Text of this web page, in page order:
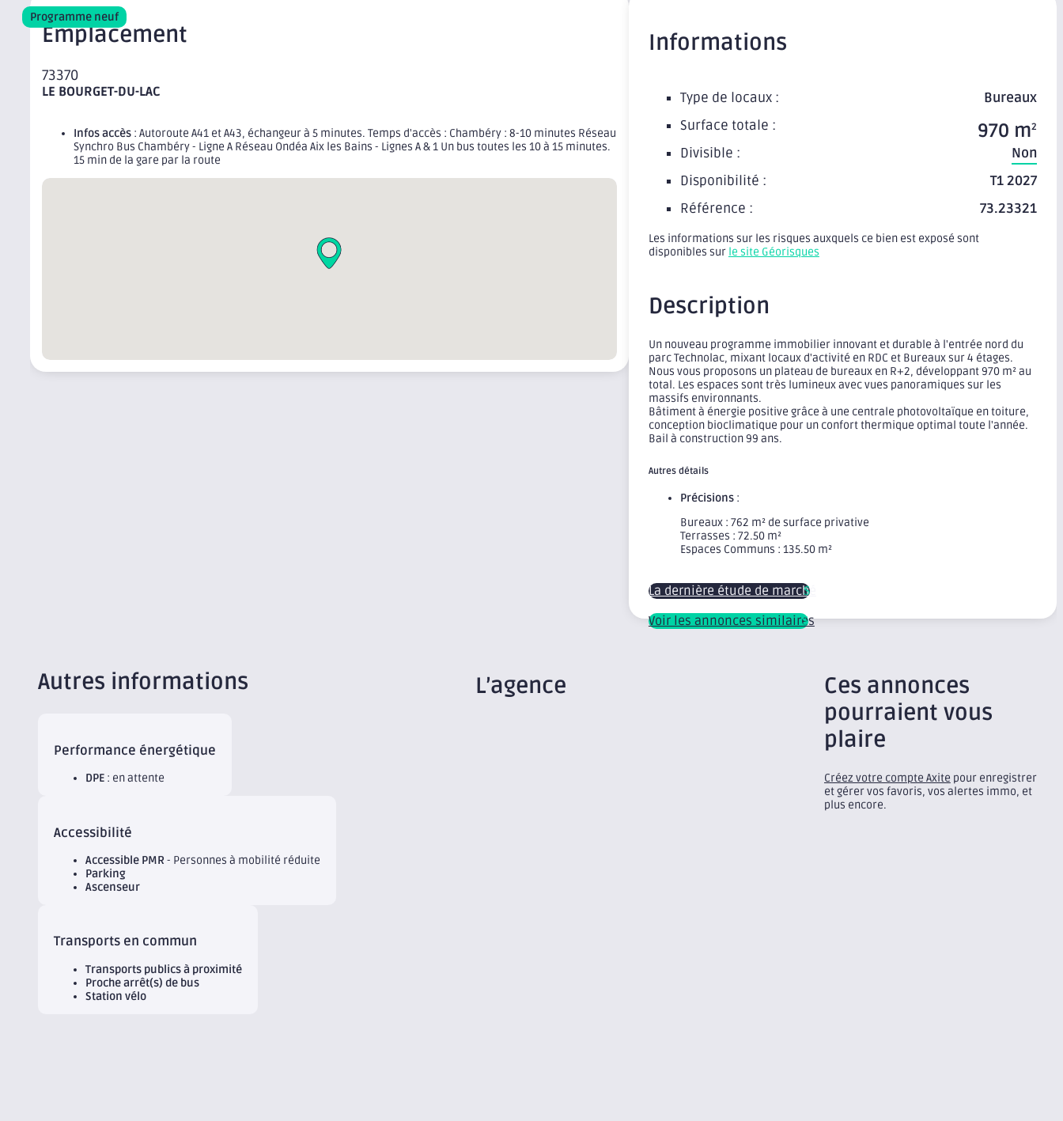
Programme neuf
Emplacement
73370
LE BOURGET-DU-LAC
Infos accès : Autoroute A41 et A43, échangeur à 5 minutes. Temps d'accès : Chambéry : 8-10 minutes Réseau
Synchro Bus Chambéry - Ligne A Réseau Ondéa Aix les Bains - Lignes A & 1 Un bus toutes les 10 à 15 minutes.
15 min de la gare par la route
Informations
Type de locaux :
Bureaux
Surface totale :
970 m2
Divisible :
Non
Disponibilité :
T1 2027
Référence :
73.23321
Les informations sur les risques auxquels ce bien est exposé sont
disponibles sur le site Géorisques
Description
Un nouveau programme immobilier innovant et durable à l'entrée nord du
parc Technolac, mixant locaux d'activité en RDC et Bureaux sur 4 étages.
Nous vous proposons un plateau de bureaux en R+2, développant 970 m² au
total. Les espaces sont très lumineux avec vues panoramiques sur les
massifs environnants.
Bâtiment à énergie positive grâce à une centrale photovoltaïque en toiture,
conception bioclimatique pour un confort thermique optimal toute l'année.
Bail à construction 99 ans.
Autres détails
Précisions:
Bureaux : 762 m² de surface privative
Terrasses : 72.50 m²
Espaces Communs : 135.50 m²
La dernière étude de marché
Voir les annonces similaires
Autres informations
Performance énergétique
DPE : en attente
Accessibilité
Accessible PMR - Personnes à mobilité réduite
Parking
Ascenseur
Transports en commun
Transports publics à proximité
Proche arrêt(s) de bus
Station vélo
L’agence
Ces annonces
pourraient vous
plaire
Créez votre compte Axite pour enregistrer
et gérer vos favoris, vos alertes immo, et
plus encore.